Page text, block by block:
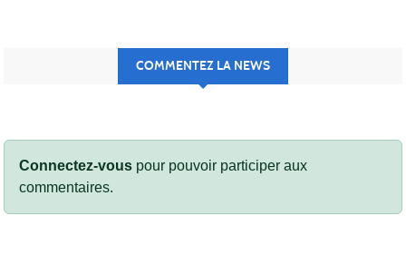
COMMENTEZ LA NEWS
Connectez-vous pour pouvoir participer aux
commentaires.